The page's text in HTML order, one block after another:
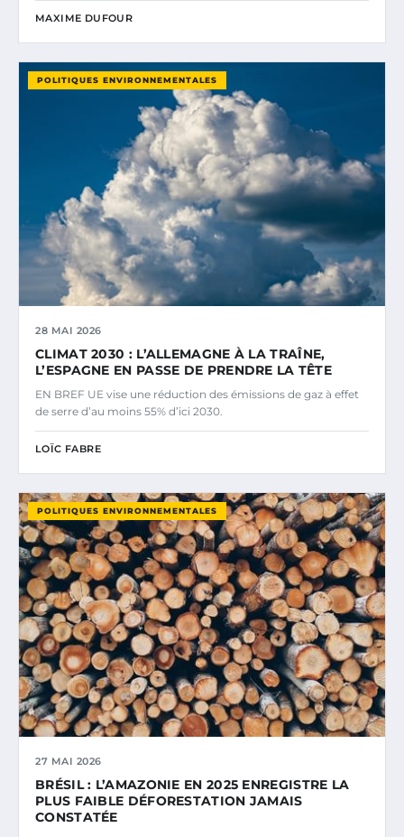
MAXIME DUFOUR
POLITIQUES ENVIRONNEMENTALES
28 MAI 2026
CLIMAT 2030 : L’ALLEMAGNE À LA TRAÎNE,
L’ESPAGNE EN PASSE DE PRENDRE LA TÊTE
EN BREF UE vise une réduction des émissions de gaz à effet
de serre d’au moins 55% d’ici 2030.
LOÏC FABRE
POLITIQUES ENVIRONNEMENTALES
27 MAI 2026
BRÉSIL : L’AMAZONIE EN 2025 ENREGISTRE LA
PLUS FAIBLE DÉFORESTATION JAMAIS
CONSTATÉE